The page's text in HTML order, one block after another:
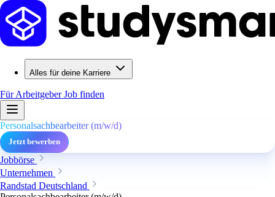
Alles für deine Karriere
Für ArbeitgeberJob finden
Personalsachbearbeiter (m/w/d)
Jetzt bewerben
Jobbörse
Unternehmen
Randstad Deutschland